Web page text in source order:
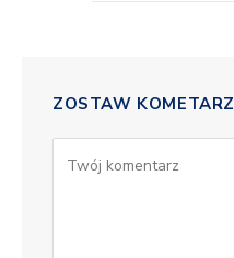
ZOSTAW KOMETARZ